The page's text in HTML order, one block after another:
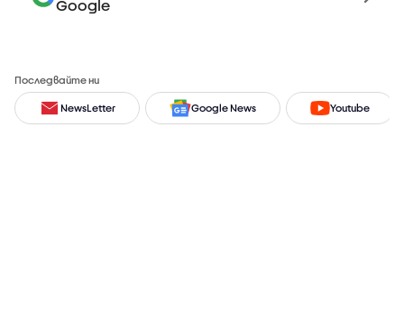
Google
Последвайте ни
NewsLetter Google News Youtube